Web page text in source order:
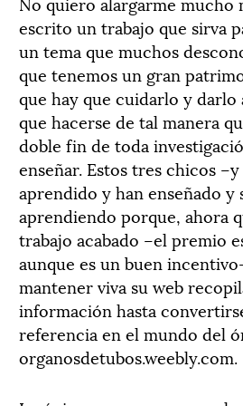
escrito un trabajo que sirva
un tema que muchos
que tenemos un gran
que hay que cuidarlo y
que hacerse de tal manera
doble fin de toda
enseñar. Estos tres chicos
aprendido y han enseñado y
aprendiendo porque, ahora
trabajo acabado –el premio
aunque es un buen
mantener viva su web
información hasta
referencia en el mundo del
organosdetubos.weebly.com.